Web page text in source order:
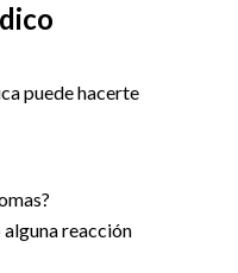
puede hacerte
alguna reacción